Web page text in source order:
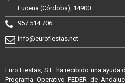
Lucena (Córdoba), 14900
957 514 706
info@eurofiestas.net
Euro Fiestas, S.L. ha recibido una ayuda
Programa Operativo FEDER de